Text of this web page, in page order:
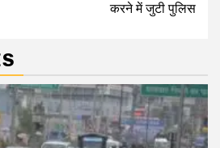
करने में जुटी पुलिस